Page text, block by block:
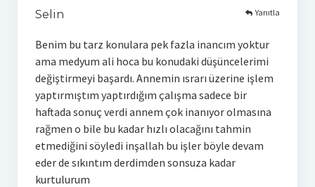
Selin
Benim bu tarz konulara pek fazla inancım yoktur
ama medyum ali hoca bu konudaki düşüncelerimi
değiştirmeyi başardı. Annemin ısrarı üzerine işlem
yaptırmıştım yaptırdığım çalışma sadece bir
haftada sonuç verdi annem çok inanıyor olmasına
rağmen o bile bu kadar hızlı olacağını tahmin
etmediğini söyledi inşallah bu işler böyle devam
eder de sıkıntım derdimden sonsuza kadar
kurtulurum
Yanıtla